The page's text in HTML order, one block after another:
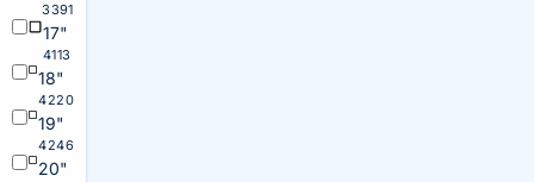
3391
17"
4113
18"
4220
19"
4246
20"